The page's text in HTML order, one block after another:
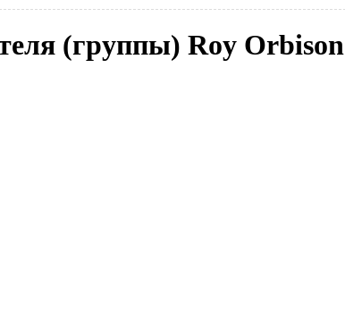
(группы) Roy Orbison